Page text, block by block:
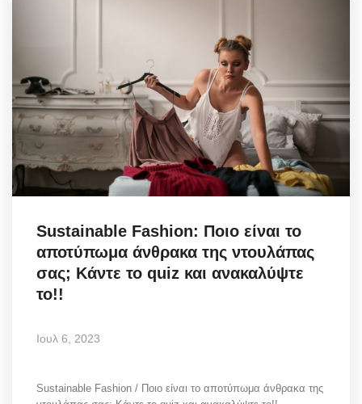
Sustainable Fashion: Ποιο είναι το
αποτύπωμα άνθρακα της ντουλάπας
σας; Kάντε το quiz και ανακαλύψτε
το!!
Ιουλ 6, 2023
Sustainable Fashion / Ποιο είναι το αποτύπωμα άνθρακα της